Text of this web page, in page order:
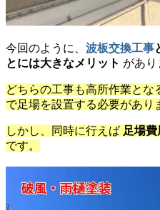
今回のように、 波板交換工事
とには大きなメリット があり
どちらの工事も高所作業と
で足場を設置する必要があり
しかし、同時に行えば 足場
です。